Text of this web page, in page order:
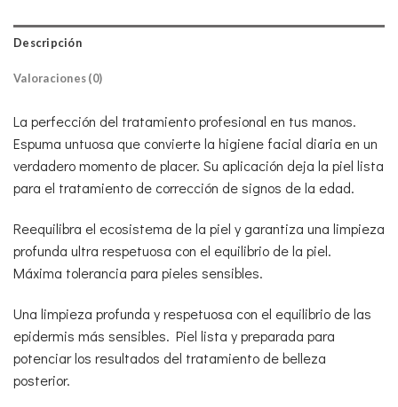
Descripción
Valoraciones (0)
La perfección del tratamiento profesional en tus manos.
Espuma untuosa que convierte la higiene facial diaria en un
verdadero momento de placer. Su aplicación deja la piel lista
para el tratamiento de corrección de signos de la edad.
Reequilibra el ecosistema de la piel y garantiza una limpieza
profunda ultra respetuosa con el equilibrio de la piel.
Máxima tolerancia para pieles sensibles.
Una limpieza profunda y respetuosa con el equilibrio de las
epidermis más sensibles. Piel lista y preparada para
potenciar los resultados del tratamiento de belleza
posterior.